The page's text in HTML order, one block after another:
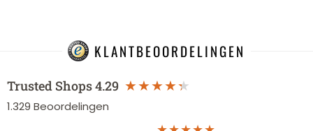
KLANTBEOORDELINGEN
Trusted Shops4.29
1.329 Beoordelingen